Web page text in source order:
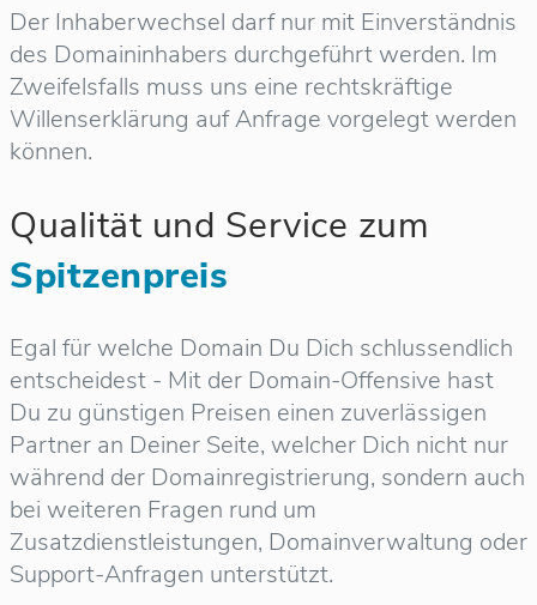
Der Inhaberwechsel darf nur mit Einverständnis
des Domaininhabers durchgeführt werden. Im
Zweifelsfalls muss uns eine rechtskräftige
Willenserklärung auf Anfrage vorgelegt werden
können.
Qualität und Service zum
Spitzenpreis
Egal für welche Domain Du Dich schlussendlich
entscheidest - Mit der Domain-Offensive hast
Du zu günstigen Preisen einen zuverlässigen
Partner an Deiner Seite, welcher Dich nicht nur
während der Domainregistrierung, sondern auch
bei weiteren Fragen rund um
Zusatzdienstleistungen, Domainverwaltung oder
Support-Anfragen unterstützt.